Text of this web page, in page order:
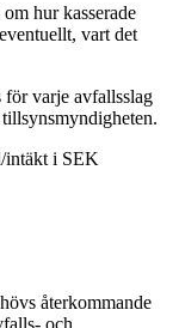
hur kasserade
vart det
för varje avfallsslag
intäkt i SEK
återkommande
och